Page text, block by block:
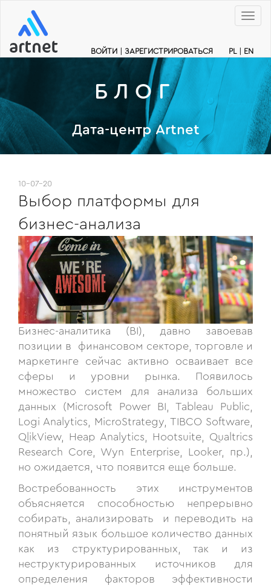
Меню
PL EN
ВОЙТИ ЗАРЕГИСТРИРОВАТЬСЯ
БЛОГ
Дата-центр Artnet
10-07-20
Выбор платформы для
бизнес-анализа
Бизнес-аналитика (BI), давно завоевав
позиции в финансовом секторе, торговле и
маркетинге сейчас активно осваивает все
сферы и уровни рынка. Появилось
множество систем для анализа больших
данных (Microsoft Power BI, Tableau Public,
Logi Analytics, MicroStrategy, TIBCO Software,
QlikView, Heap Analytics, Hootsuite, Qualtrics
Research Core, Wyn Enterprise, Looker, пр.),
но ожидается, что появится еще больше.
Востребованность этих инструментов
объясняется способностью непрерывно
собирать, анализировать и переводить на
понятный язык большое количество данных
как из структурированных, так и из
неструктурированных источников для
определения факторов эффективности